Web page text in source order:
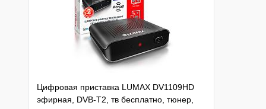
Цифровая приставка LUMAX DV1109HD
эфирная, DVB-T2, тв бесплатно, тюнер,